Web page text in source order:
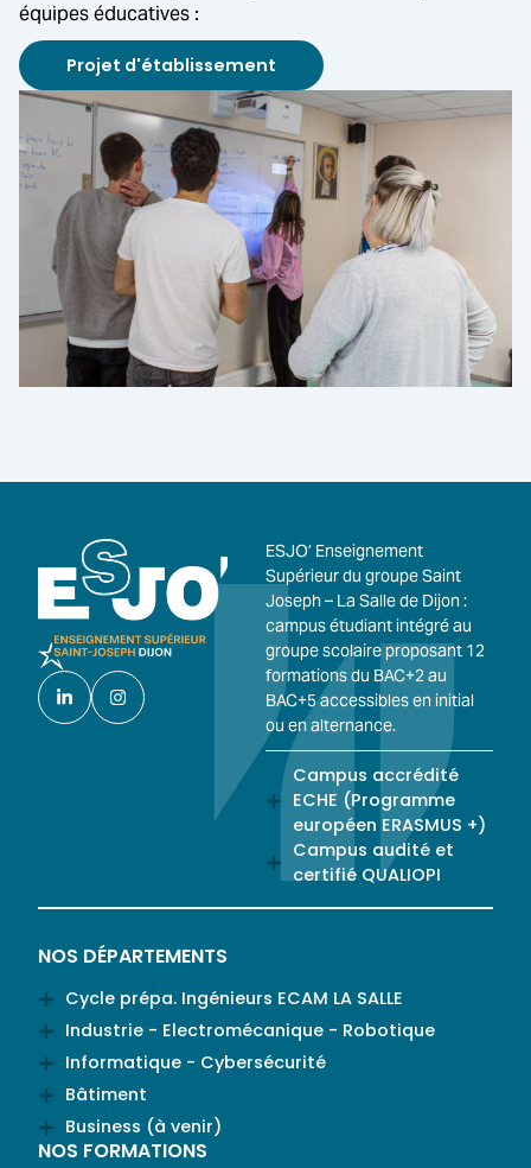
équipes éducatives :
Projet d'établissement
ESJO’ Enseignement
Supérieur du groupe Saint
Joseph – La Salle de Dijon :
campus étudiant intégré au
groupe scolaire proposant 12
formations du BAC+2 au
BAC+5 accessibles en initial
ou en alternance.
Campus accrédité
ECHE (Programme
européen ERASMUS +)
Campus audité et
certifié QUALIOPI
NOS DÉPARTEMENTS
Cycle prépa. Ingénieurs ECAM LA SALLE
Industrie - Electromécanique - Robotique
Informatique - Cybersécurité
Bâtiment
Business (à venir)
NOS FORMATIONS